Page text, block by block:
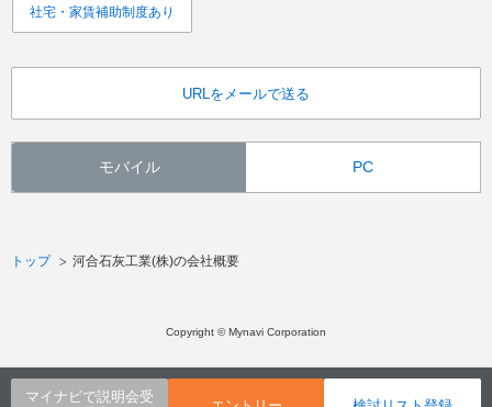
マイナビで説明会受
社宅・家賃補助制度あり
URLをメールで送る
モバイル PC
トップ 河合石灰工業(株)の会社概要
Copyright © Mynavi Corporation